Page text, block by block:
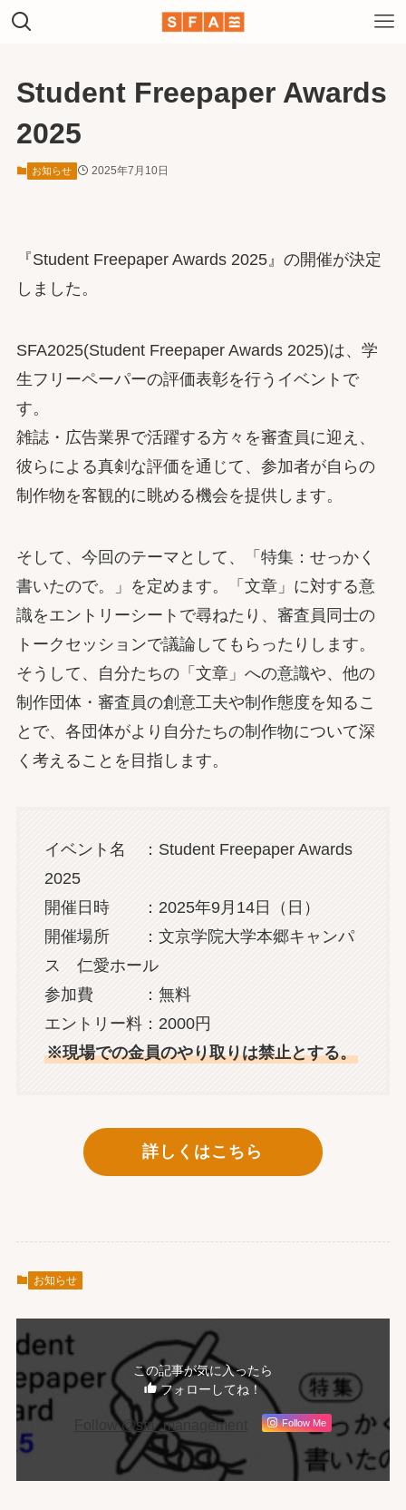
Student Freepaper Awards
2025
お知らせ 2025年7月10日
『Student Freepaper Awards 2025』の開催が決定
しました。
SFA2025(Student Freepaper Awards 2025)は、学
生フリーペーパーの評価表彰を行うイベントで
す。
雑誌・広告業界で活躍する方々を審査員に迎え、
彼らによる真剣な評価を通じて、参加者が自らの
制作物を客観的に眺める機会を提供します。
そして、今回のテーマとして、「特集：せっかく
書いたので。」を定めます。「文章」に対する意
識をエントリーシートで尋ねたり、審査員同士の
トークセッションで議論してもらったりします。
そうして、自分たちの「文章」への意識や、他の
制作団体・審査員の創意工夫や制作態度を知るこ
とで、各団体がより自分たちの制作物について深
く考えることを目指します。
イベント名 ：Student Freepaper Awards
2025
開催日時 ：2025年9月14日（日）
開催場所 ：文京学院大学本郷キャンパ
ス 仁愛ホール
参加費 ：無料
エントリー料：2000円
※現場での金員のやり取りは禁止とする。
詳しくはこちら
お知らせ
この記事が気に入ったら
フォローしてね！
Follow @sfa_management Follow Me